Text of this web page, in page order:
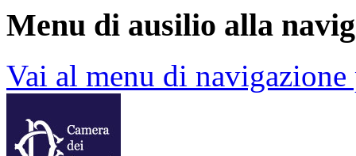
Menu di ausilio alla
Vai al menu di